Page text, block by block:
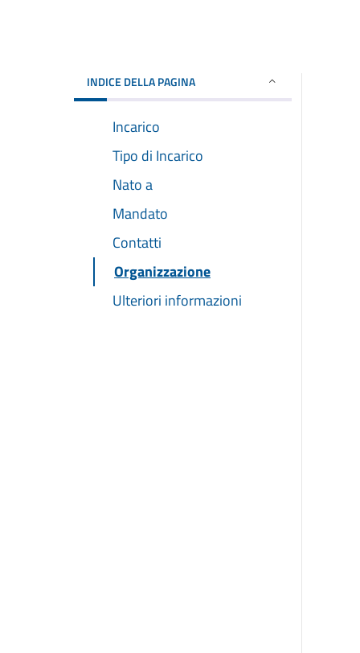
INDICE DELLA PAGINA
Incarico
Tipo di Incarico
Nato a
Mandato
Contatti
Organizzazione
Ulteriori informazioni